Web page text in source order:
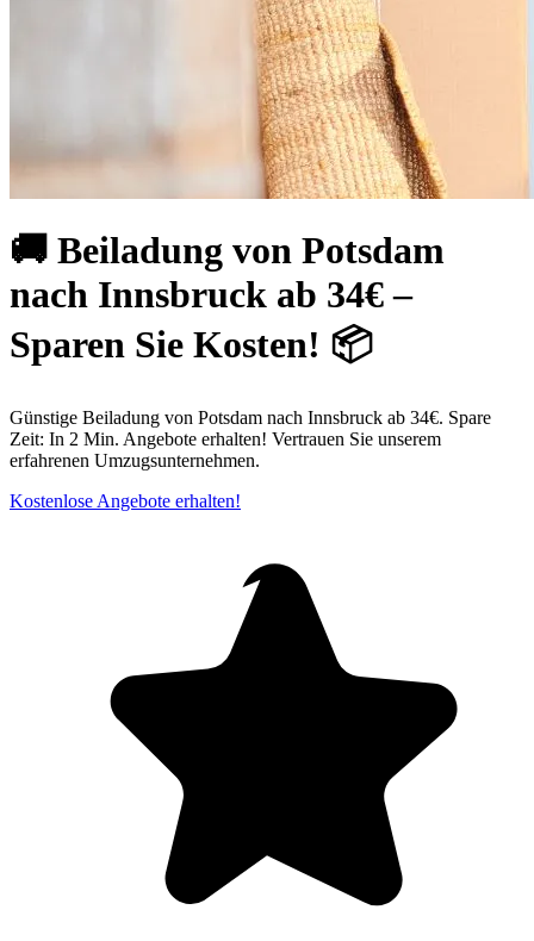
🚚 Beiladung von Potsdam
nach Innsbruck ab 34€ –
Sparen Sie Kosten! 📦
Günstige Beiladung von Potsdam nach Innsbruck ab 34€. Spare
Zeit: In 2 Min. Angebote erhalten! Vertrauen Sie unserem
erfahrenen Umzugsunternehmen.
Kostenlose Angebote erhalten!